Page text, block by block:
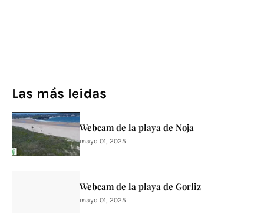
Las más leidas
Webcam de la playa de Noja
mayo 01, 2025
Webcam de la playa de Gorliz
mayo 01, 2025